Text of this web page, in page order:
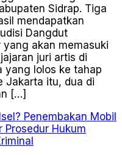
Sidrap. Tiga
mendapatkan
Dangdut
akan memasuki
juri artis di
yang lolos ke tahap
Jakarta itu, dua di
[…]